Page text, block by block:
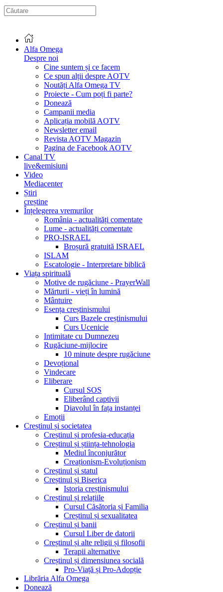
Alfa Omega
Despre noi
Cine suntem și ce facem
Ce spun alții despre AOTV
Noutăți Alfa Omega TV
Proiecte - Cum poți fi parte?
Donează
Campanii media
Aplicația mobilă AOTV
Newsletter email
Revista AOTV Magazin
Pagina de Facebook AOTV
Canal TV
live&emisiuni
Video
Mediacenter
Știri
creștine
Înțelegerea vremurilor
România - actualități comentate
Lume - actualități comentate
PRO-ISRAEL
Broșură gratuită ISRAEL
ISLAM
Escatologie - Interpretare biblică
Viața spirituală
Motive de rugăciune - PrayerWall
Mărturii - vieți în lumină
Mântuire
Esența creștinismului
Curs Bazele creștinismului
Curs Ucenicie
Intimitate cu Dumnezeu
Rugăciune-mijlocire
10 minute despre rugăciune
Devoțional
Vindecare
Eliberare
Cursul SOS
Eliberând captivii
Diavolul în fața instanței
Emoții
Creștinul și societatea
Creștinul și profesia-educația
Creștinul și știința-tehnologia
Mediul înconjurător
Creaționism-Evoluționism
Creștinul și statul
Creștinul și Biserica
Istoria creștinismului
Creștinul și relațiile
Cursul Căsătoria și Familia
Creștinul și sexualitatea
Creștinul și banii
Cursul Liber de datorii
Creștinul și alte religii și filosofii
Terapii alternative
Creștinul și dimensiunea socială
Pro-Viață și Pro-Adopție
Librăria Alfa Omega
Donează